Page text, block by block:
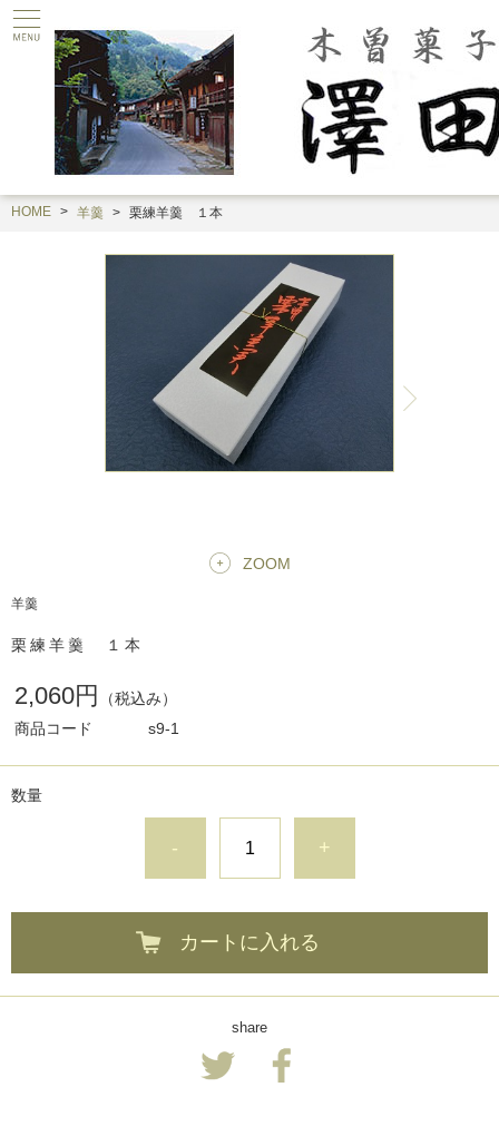
HOME 羊羹 栗練羊羹 １本
ZOOM
羊羹
栗練羊羹 １本
2,060円
（税込み）
商品コード
s9-1
数量
- +
カートに入れる
share